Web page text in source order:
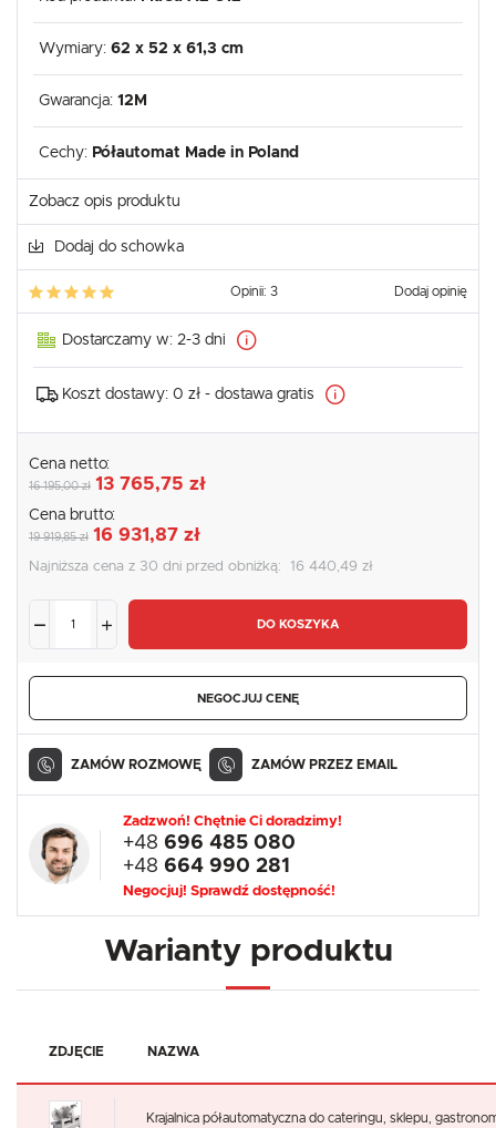
Wymiary: 62 x 52 x 61,3 cm
Gwarancja: 12M
Cechy: Półautomat Made in Poland
Zobacz opis produktu
Dodaj do schowka
Opinii: 3 Dodaj opinię
Dostarczamy w: 2-3 dni
Koszt dostawy: 0 zł - dostawa gratis
Cena netto:
16 195,00 zł 13 765,75 zł
Cena brutto:
19 919,85 zł 16 931,87 zł
Najniższa cena z 30 dni przed obniżką: 16 440,49 zł
DO KOSZYKA
NEGOCJUJ CENĘ
ZAMÓW ROZMOWĘ ZAMÓW PRZEZ EMAIL
Zadzwoń! Chętnie Ci doradzimy!
+48 696 485 080
+48 664 990 281
Negocjuj! Sprawdź dostępność!
Warianty produktu
ZDJĘCIE NAZWA
Krajalnica półautomatyczna do cateringu, sklepu,